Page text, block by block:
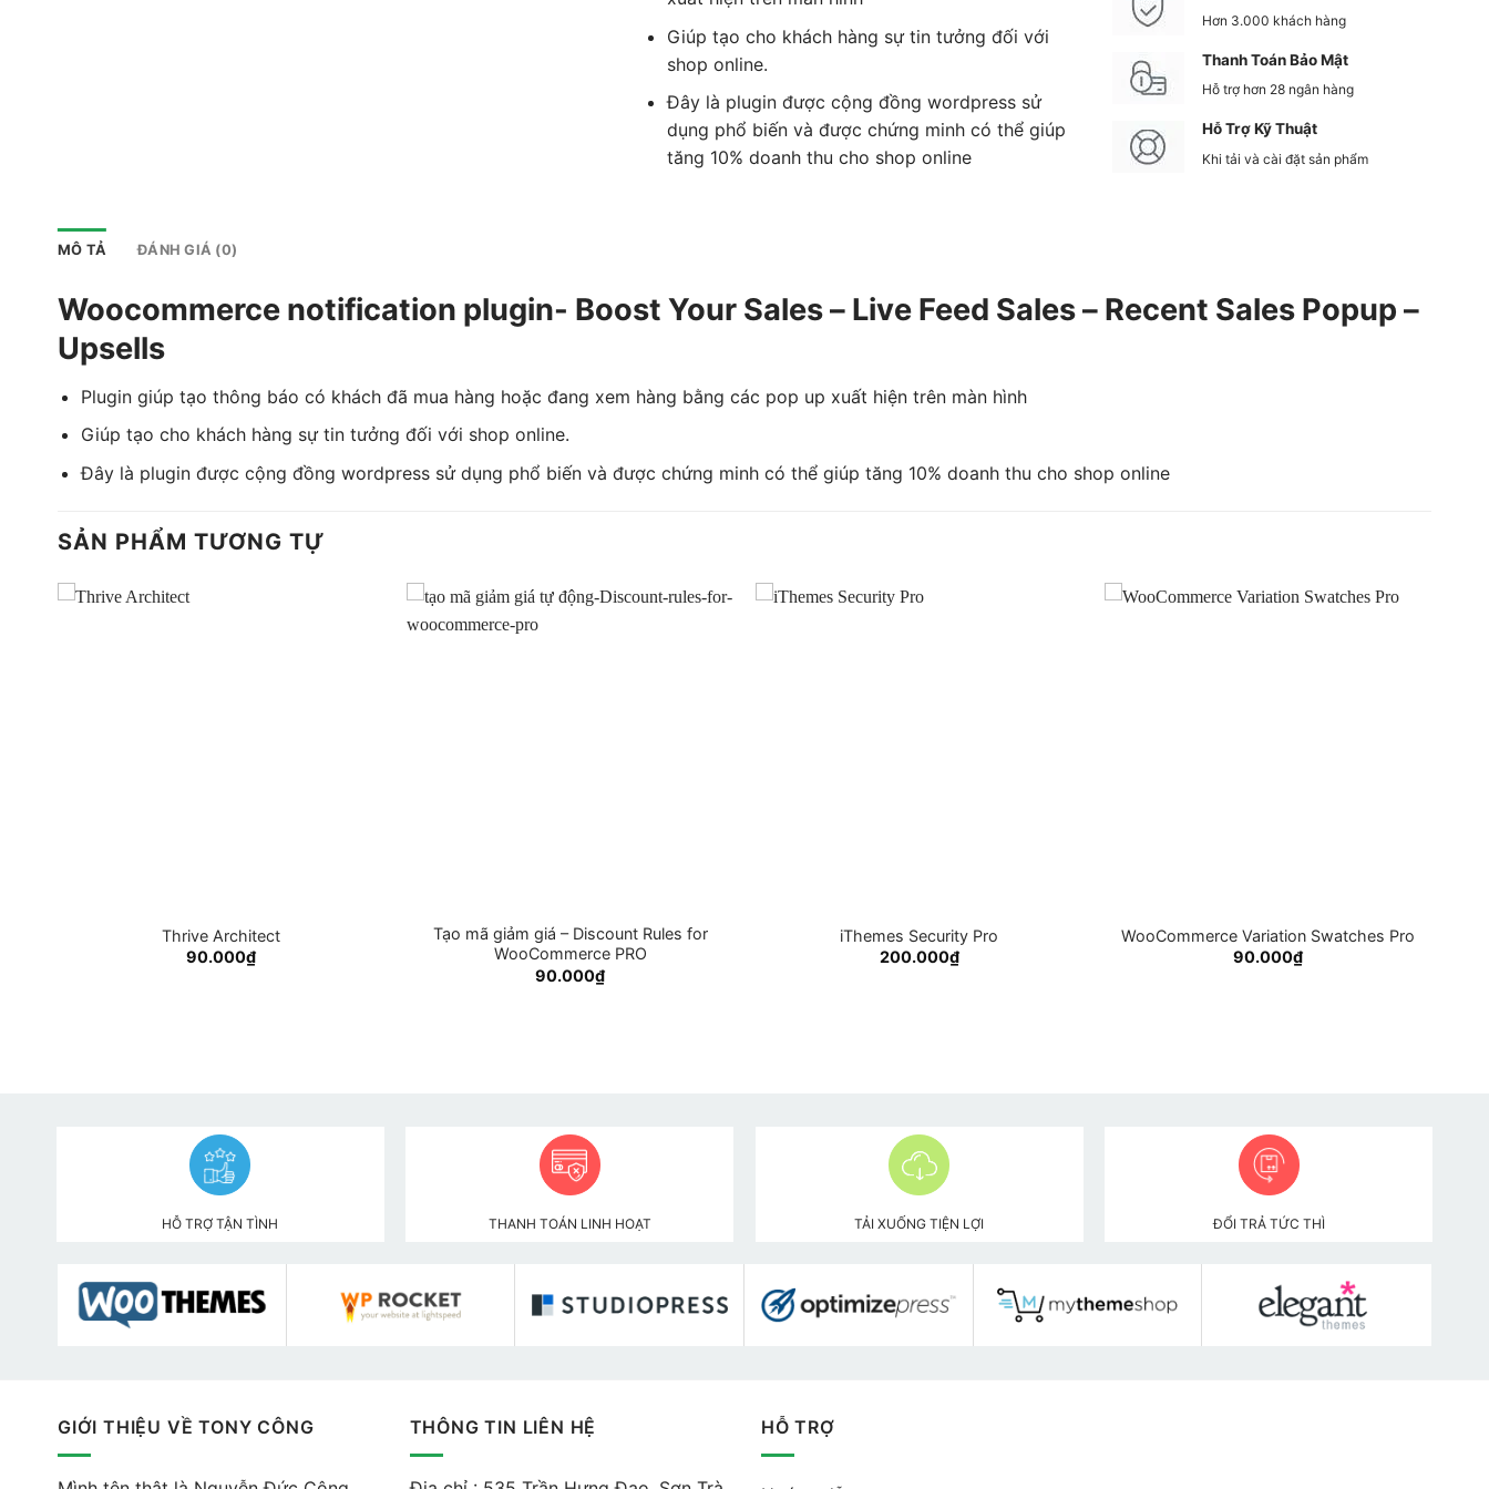
Giúp tạo cho khách hàng sự tin tưởng đối với
shop online.
Đây là plugin được cộng đồng wordpress sử
dụng phổ biến và được chứng minh có thể giúp
tăng 10% doanh thu cho shop online
Hơn 3.000 khách hàng
Thanh Toán Bảo Mật
Hỗ trợ hơn 28 ngân hàng
Hỗ Trợ Kỹ Thuật
Khi tải và cài đặt sản phẩm
MÔ TẢ ĐÁNH GIÁ (0)
Woocommerce notification plugin- Boost Your Sales – Live Feed Sales – Recent Sales Popup –
Upsells
Plugin giúp tạo thông báo có khách đã mua hàng hoặc đang xem hàng bằng các pop up xuất hiện trên màn hình
Giúp tạo cho khách hàng sự tin tưởng đối với shop online.
Đây là plugin được cộng đồng wordpress sử dụng phổ biến và được chứng minh có thể giúp tăng 10% doanh thu cho shop online
SẢN PHẨM TƯƠNG TỰ
Thrive Architect
90.000₫
Tạo mã giảm giá – Discount Rules for
WooCommerce PRO
90.000₫
iThemes Security Pro
200.000₫
WooCommerce Variation Swatches Pro
90.000₫
HỖ TRỢ TẬN TÌNH THANH TOÁN LINH HOẠT TẢI XUỐNG TIỆN LỢI ĐỔI TRẢ TỨC THÌ
GIỚI THIỆU VỀ TONY CÔNG THÔNG TIN LIÊN HỆ HỖ TRỢ